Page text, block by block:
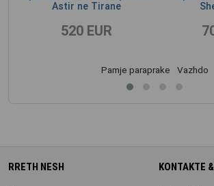
Astir ne Tirane
520 EUR
Pamje paraprake Vazhdo
RRETH NESH KONTAKTE